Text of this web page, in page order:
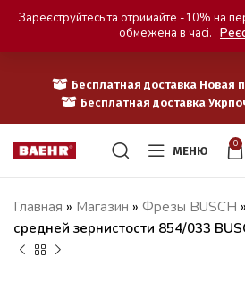
Бесплатная доставка Новая
Бесплатная доставка
МЕНЮ
0
Главная » Магазин » Фрезы BUSCH »
средней зернистости 854/033
Зареєструйтесь та отримайте -10% на
обмежена в часі.